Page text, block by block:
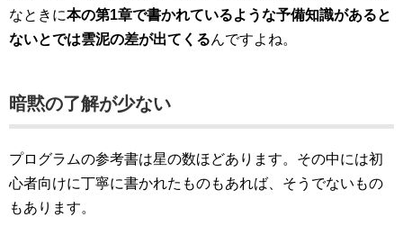
なときに本の第1章で書かれているような予備知識があると
ないとでは雲泥の差が出てくるんですよね。
暗黙の了解が少ない
プログラムの参考書は星の数ほどあります。その中には初
心者向けに丁寧に書かれたものもあれば、そうでないもの
もあります。